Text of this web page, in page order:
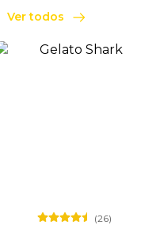
Ver todos
(26)